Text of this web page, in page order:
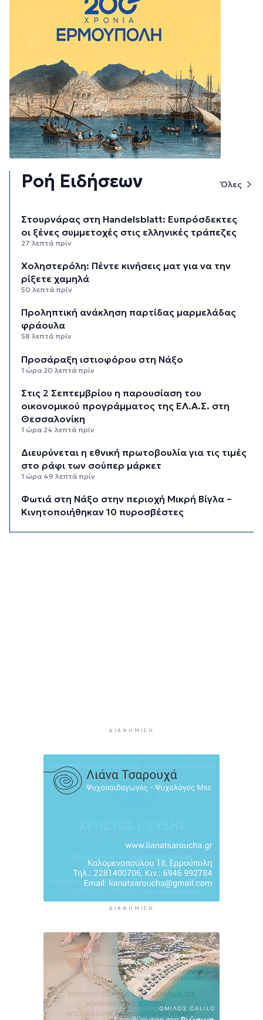
Ροή Ειδήσεων Όλες
Στουρνάρας στη Handelsblatt: Ευπρόσδεκτες
οι ξένες συμμετοχές στις ελληνικές τράπεζες
27 λεπτά πρίν
Χοληστερόλη: Πέντε κινήσεις ματ για να την
ρίξετε χαμηλά
50 λεπτά πρίν
Προληπτική ανάκληση παρτίδας μαρμελάδας
φράουλα
58 λεπτά πρίν
Προσάραξη ιστιοφόρου στη Νάξο
1 ώρα 20 λεπτά πρίν
Στις 2 Σεπτεμβρίου η παρουσίαση του
οικονομικού προγράμματος της ΕΛ.Α.Σ. στη
Θεσσαλονίκη
1 ώρα 24 λεπτά πρίν
Διευρύνεται η εθνική πρωτοβουλία για τις τιμές
στο ράφι των σούπερ μάρκετ
1 ώρα 49 λεπτά πρίν
Φωτιά στη Νάξο στην περιοχή Μικρή Βίγλα –
Κινητοποιήθηκαν 10 πυροσβέστες
Φρουροί της Επανάστασης: Το άνοιγμα των
Στενών του Ορμούζ δεν σχετίζεται με τις
διαπραγματεύσεις Τεχεράνης και Ομάν
3 ώρες 49 λεπτά πρίν
ΔΙΑΦΉΜΙΣΗ
ΔΙΑΦΉΜΙΣΗ